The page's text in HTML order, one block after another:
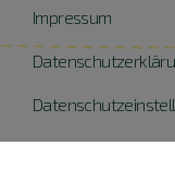
Impressum
Widerruf erklären